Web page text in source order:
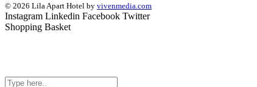
© 2026 Lila Apart Hotel by vivenmedia.com
Instagram Linkedin Facebook Twitter
Shopping Basket